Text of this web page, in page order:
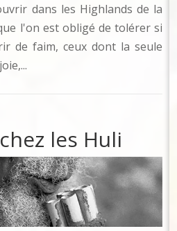
dans les Highlands de la
l'on est obligé de tolérer si
de faim, ceux dont la seule
les Huli